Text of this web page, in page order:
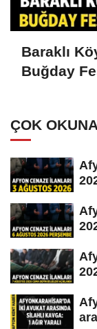
Baraklı
Buğday
ÇOK